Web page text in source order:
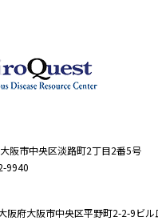
阪市中央区淡路町2丁目2番5号
9940
阪府大阪市中央区平野町2-2-9ビル